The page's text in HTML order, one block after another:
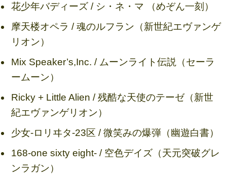
花少年バディーズ / シ・ネ・マ （めぞん一刻）
摩天楼オペラ / 魂のルフラン（新世紀エヴァンゲ
リオン）
Mix Speaker’s,Inc. / ムーンライト伝説（セーラ
ームーン）
Ricky + Little Alien / 残酷な天使のテーゼ（新世
紀エヴァンゲリオン）
少女-ロリヰタ-23区 / 微笑みの爆弾（幽遊白書）
168-one sixty eight- / 空色デイズ（天元突破グレ
ンラガン）